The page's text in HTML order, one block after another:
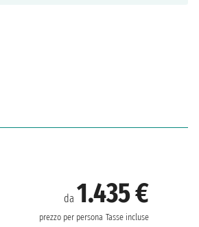
da 1.435 €
prezzo per persona Tasse incluse